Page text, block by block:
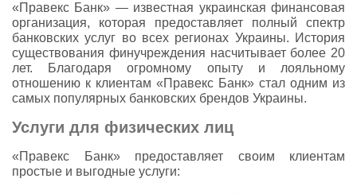
«Правекс Банк» — известная украинская финансовая
организация, которая предоставляет полный спектр
банковских услуг во всех регионах Украины. История
существования финучреждения насчитывает более 20
лет. Благодаря огромному опыту и лояльному
отношению к клиентам «Правекс Банк» стал одним из
самых популярных банковских брендов Украины.
Услуги для физических лиц
«Правекс Банк» предоставляет своим клиентам
простые и выгодные услуги: